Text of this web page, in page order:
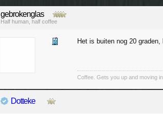
gebrokenglas
Half human, half coffee
Het is buiten nog 20 graden,
Coffee. Gets you up and moving
Dotteke